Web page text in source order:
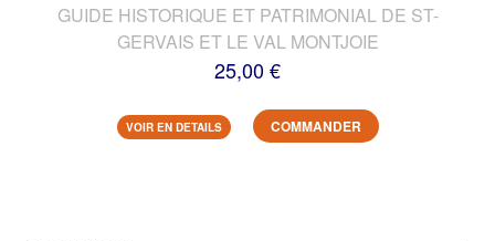
GUIDE HISTORIQUE ET PATRIMONIAL DE ST-
GERVAIS ET LE VAL MONTJOIE
25,00 €
VOIR EN DETAILS COMMANDER